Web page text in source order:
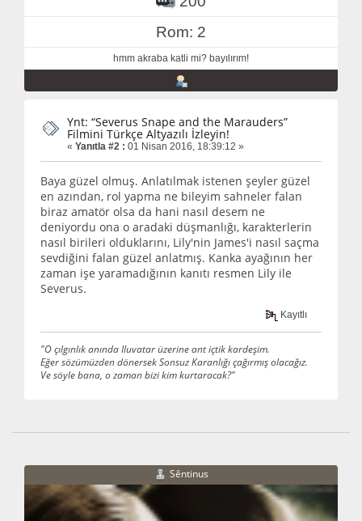
Rom: 2
hmm akraba katli mi? bayılırım!
Ynt: “Severus Snape and the Marauders”
Filmini Türkçe Altyazılı İzleyin!
« Yanıtla #2 : 01 Nisan 2016, 18:39:12 »
Baya güzel olmuş. Anlatılmak istenen şeyler güzel
en azından, rol yapma ne bileyim sahneler falan
biraz amatör olsa da hani nasıl desem ne
deniyordu ona o aradaki düşmanlığı, karakterlerin
nasıl birileri olduklarını, Lily'nin James'i nasıl saçma
sevdiğini falan güzel anlatmış. Kanka ayağının her
zaman işe yaramadığının kanıtı resmen Lily ile
Severus.
Kayıtlı
"O çılgınlık anında Iluvatar üzerine ant içtik kardeşim.
Eğer sözümüzden dönersek Sonsuz Karanlığı çağırmış olacağız.
Ve söyle bana, o zaman bizi kim kurtaracak?"
Sêntinus